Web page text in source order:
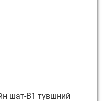
шат-B1 түвшний